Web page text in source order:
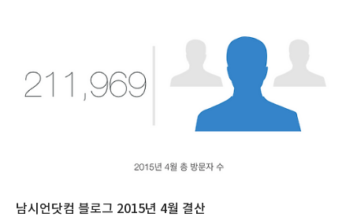
남시언닷컴 블로그 2015년 4월 결산